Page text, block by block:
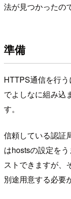
法が見つかったの
準備
HTTPS通信を行
でよしなに組み込
す。
信頼している認証
はhostsの設定を
ストできますが、
別途用意する必要